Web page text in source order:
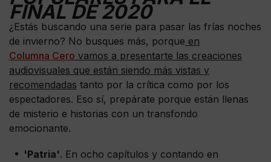
FINAL DE 2020
¿Estás buscando una serie para pasar las frías noches
de invierno? No busques más, porque en
Columna Cero vamos a presentarte las creaciones
audiovisuales que están siendo más vistas y
recomendadas tanto por la crítica como por los
espectadores. Eso sí, prepárate porque están llenas
de misterio e historias con un transfondo
emocionante.
'Patria'. En ocho capítulos y contando en